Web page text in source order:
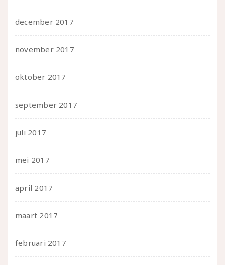
december 2017
november 2017
oktober 2017
september 2017
juli 2017
mei 2017
april 2017
maart 2017
februari 2017